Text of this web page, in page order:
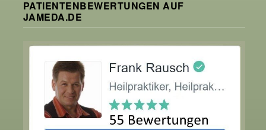
PATIENTENBEWERTUNGEN AUF
JAMEDA.DE